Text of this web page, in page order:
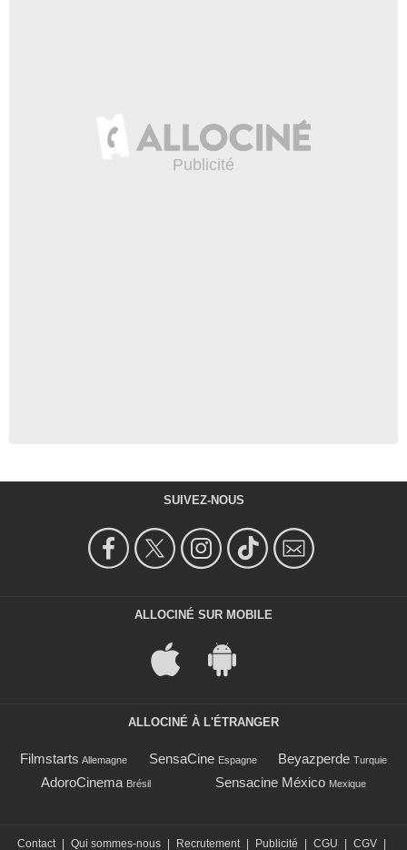
SUIVEZ-NOUS
ALLOCINÉ SUR MOBILE
ALLOCINÉ À L'ÉTRANGER
Filmstarts Allemagne SensaCine Espagne Beyazperde Turquie
AdoroCinema Brésil Sensacine México Mexique
Contact Qui sommes-nous Recrutement Publicité CGU CGV